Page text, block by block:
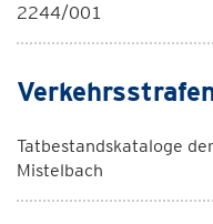
2244/001
Tatbestandskataloge
Mistelbach